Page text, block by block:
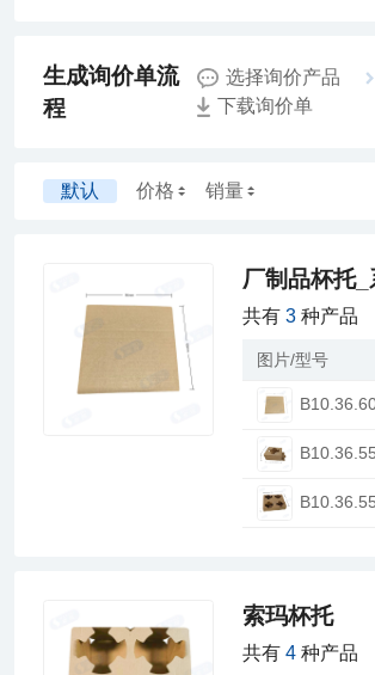
程
选择询价产品
下载询价单
默认 价格 销量
厂制品杯托
共有3 种产品
图片/型号
索玛杯托
共有4 种产品